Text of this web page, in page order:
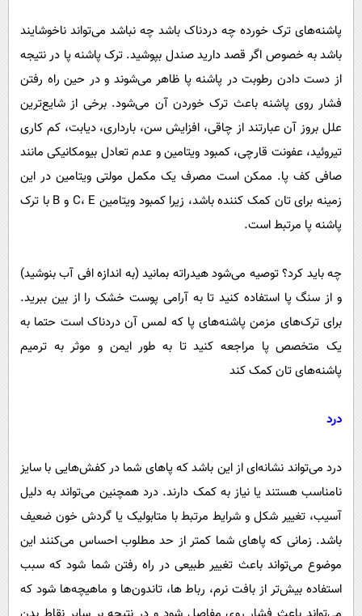
پاشنه‌های ترک خورده چه دردناک باشد چه نباشد می‌تواند ناخوشایند
باشد به خصوص اگر قصد دارید صندل بپوشید. ترک پاشنه پا در نتیجه
از دست دادن رطوبت در پاشنه پا ظاهر می‌شوند و در حین راه رفتن
فشار روی پاشنه باعث ترک خوردن آن می‌شود. برخی از شایع‌ترین
علل بروز آن عبارتند از چاقی، افزایش سن، بارداری، دیابت، کم کاری
تیروئید، عفونت قارچی، کمبود ویتامین و عدم تعادل بیومکانیکی مانند
صافی کف پا. ممکن است مصرف یک مکمل مولتی ویتامین در این
زمینه برای تان کمک کننده باشد، زیرا کمبود ویتامین C، E و B با ترک
پاشنه پا مرتبط است.
چه باید کرد؟ توصیه می‌شود هیدراته بمانید (به اندازه افی آب بنوشید)
و از سنگ پا استفاده کنید تا به آرامی پوست خشک را از بین ببرید.
برای ترک‌های مزمن پاشنه‌های پا که لمس آن دردناک است حتما به
یک متخصص پا مراجعه کنید تا به طور ایمن و موثر به ترمیم
پاشنه‌های تان کمک کند
درد
درد می‌تواند نشانه‌ای از این باشد که پا‌های شما در کفش‌هایی با سایز
نامناسب هستند یا نیاز به کمک دارند. درد همچنین می‌تواند به دلیل
آسیب، تغییر شکل و شرایط مرتبط با متابولیک یا گردش خون ضعیف
باشد. زمانی که پا‌های شما کمتر از حد مطلوب احساس می‌کنند این
موضوع می‌تواند باعث تغییر طبیعی در راه رفتن شما شود که سبب
استفاده بیش‌تر از بافت نرم، رباط ها، تاندون‌ها و ماهیچه‌ها شود که